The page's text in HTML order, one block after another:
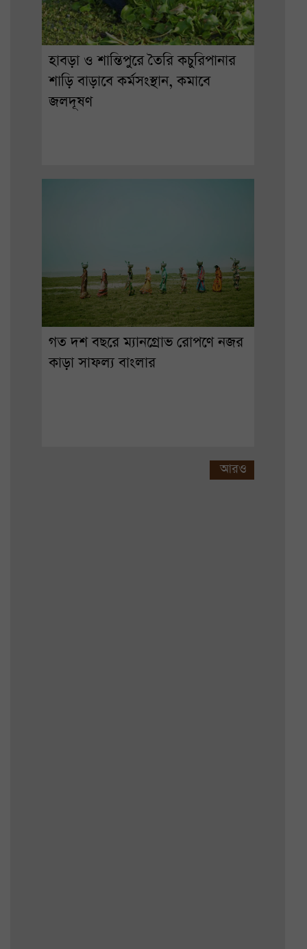
হাবড়া ও শান্তিপুরে তৈরি কচুরিপানার
শাড়ি বাড়াবে কর্মসংস্থান, কমাবে
জলদূষণ
গত দশ বছরে ম্যানগ্রোভ রোপণে নজর
কাড়া সাফল্য বাংলার
আরও